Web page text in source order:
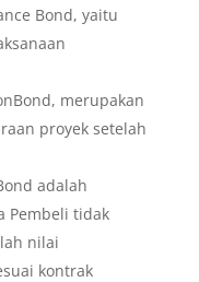
Bond, yaitu
merupakan
proyek setelah
adalah
Pembeli tidak
nilai
kontrak